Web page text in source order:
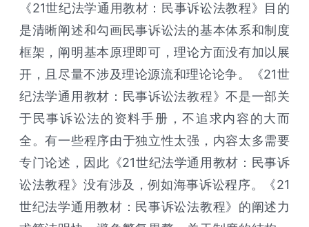
《21世纪法学通用教材：民事诉讼法教程》目的
是清晰阐述和勾画民事诉讼法的基本体系和制度
框架，阐明基本原理即可，理论方面没有加以展
开，且尽量不涉及理论源流和理论论争。《21世
纪法学通用教材：民事诉讼法教程》不是一部关
于民事诉讼法的资料手册，不追求内容的大而
全。有一些程序由于独立性太强，内容太多需要
专门论述，因此《21世纪法学通用教材：民事诉
讼法教程》没有涉及，例如海事诉讼程序。《21
世纪法学通用教材：民事诉讼法教程》的阐述力